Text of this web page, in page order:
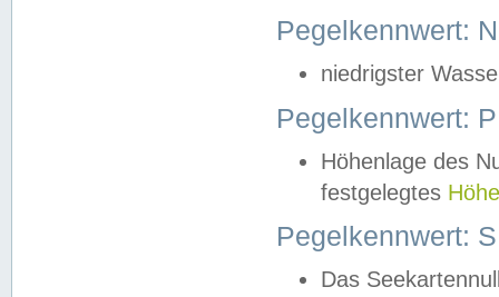
Pegelkennwert:
niedrigster
Pegelkennwert:
Höhenlage des
festgelegtes
Pegelkennwert:
Das